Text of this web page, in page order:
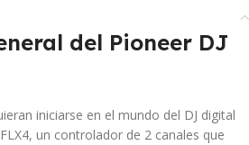
del Pioneer DJ
iniciarse en el mundo del DJ digital
un controlador de 2 canales que